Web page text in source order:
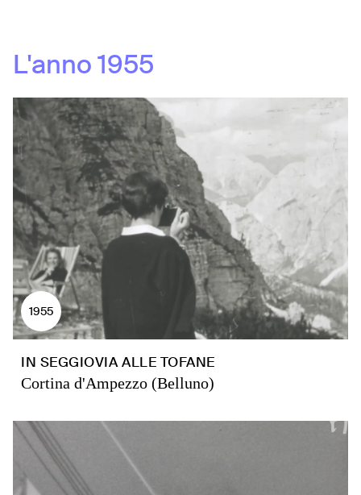
L'anno1955
1955
IN SEGGIOVIA ALLE TOFANE
Cortina d'Ampezzo (Belluno)